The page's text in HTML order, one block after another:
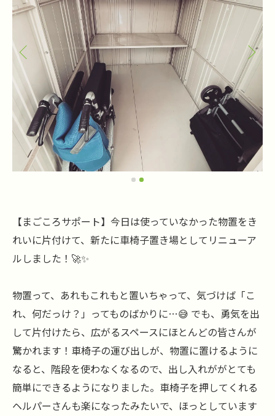
【まごころサポート】今日は使っていなかった物置をき
れいに片付けて、新たに車椅子置き場としてリニューア
ルしました！🚀✨
物置って、あれもこれもと置いちゃって、気づけば「こ
れ、何だっけ？」ってものばかりに…😅 でも、勇気を出
して片付けたら、広がるスペースにほとんどの皆さんが
驚かれます！車椅子の運び出しが、物置に置けるように
なると、階段を使わなくなるので、出し入れががとても
簡単にできるようになりました。車椅子を押してくれる
ヘルパーさんも楽になったみたいで、ほっとしています